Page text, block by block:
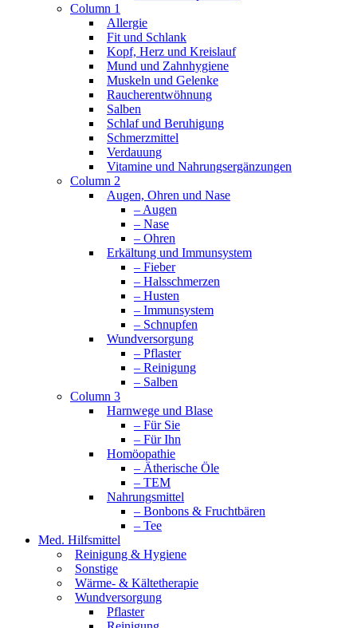
Column 1
Allergie
Fit und Schlank
Kopf, Herz und Kreislauf
Mund und Zahnhygiene
Muskeln und Gelenke
Raucherentwöhnung
Salben
Schlaf und Beruhigung
Schmerzmittel
Verdauung
Vitamine und Nahrungsergänzungen
Column 2
Augen, Ohren und Nase
– Augen
– Nase
– Ohren
Erkältung und Immunsystem
– Fieber
– Halsschmerzen
– Husten
– Immunsystem
– Schnupfen
Wundversorgung
– Pflaster
– Reinigung
– Salben
Column 3
Harnwege und Blase
– Für Sie
– Für Ihn
Homöopathie
– Ätherische Öle
– TEM
Nahrungsmittel
– Bonbons & Fruchtbären
– Tee
Med. Hilfsmittel
Reinigung & Hygiene
Sonstige
Wärme- & Kältetherapie
Wundversorgung
Pflaster